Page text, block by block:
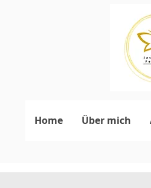
Home Über mich